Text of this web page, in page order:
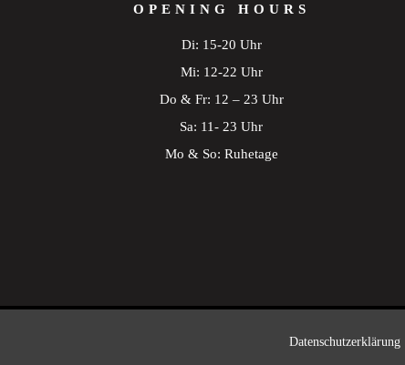
OPENING HOURS
Di: 15-20 Uhr
Mi: 12-22 Uhr
Do & Fr: 12 – 23 Uhr
Sa: 11- 23 Uhr
Mo & So: Ruhetage
Datenschutzerklärung